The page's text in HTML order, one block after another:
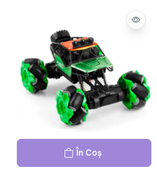
În Coș